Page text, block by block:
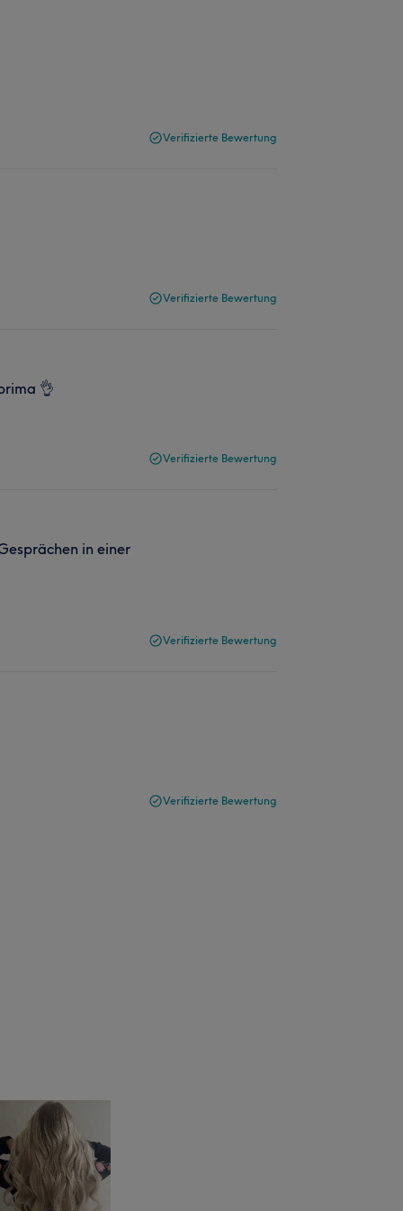
Verifizierte Bewertung
Verifizierte Bewertung
👌
Verifizierte Bewertung
in einer
Verifizierte Bewertung
Verifizierte Bewertung